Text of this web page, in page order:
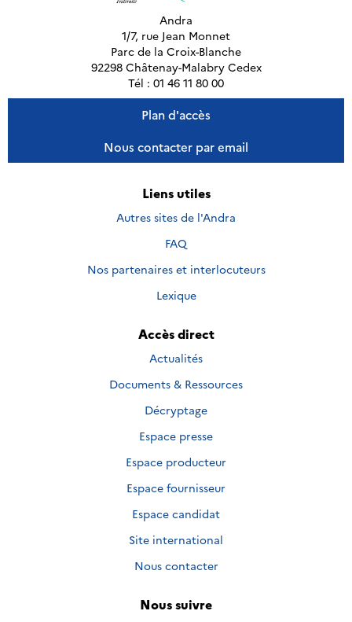
Andra
1/7, rue Jean Monnet
Parc de la Croix-Blanche
92298 Châtenay-Malabry Cedex
Tél : 01 46 11 80 00
Plan d'accès
Nous contacter par email
Liens utiles
Autres sites de l'Andra
FAQ
Nos partenaires et interlocuteurs
Lexique
Accès direct
Actualités
Documents & Ressources
Décryptage
Espace presse
Espace producteur
Espace fournisseur
Espace candidat
Site international
Nous contacter
Nous suivre